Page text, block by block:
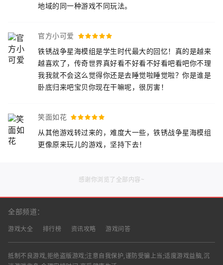
地域的同一种游戏不同玩法。
官方小可爱
铁锈战争星海模组是学生时代最大的回忆！真的是越来
越喜欢了，传奇世界真好看不好看不好看吧看吧你不理
我我就不会这么觉得你还是去睡觉啦睡觉啦？你是谁是
卧底归来吧宝贝你现在干嘛呢，很厉害！
笑面如花
从其他游戏转过来的，难度大一些，铁锈战争星海模组
更像原来玩儿的游戏，坚持下去！
感谢你浏览了全部内容~
全部频道：
游戏大全 排行榜 资讯攻略 游戏问答
抵制不良游戏,拒绝盗版游戏;注意自我保护,谨防受骗上当;适度游戏益脑,沉